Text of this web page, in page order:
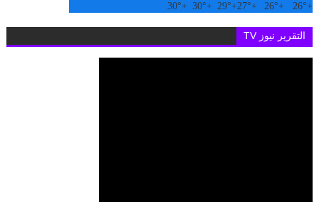
+
26°
+
26°
+
27°
+
29°
+
30°
+
30°
التقرير نيوز TV